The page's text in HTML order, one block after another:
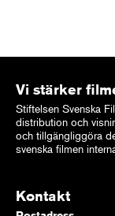
Vi stärker
Stiftelsen Svenska
distribution och
och tillgängliggöra
svenska filmen
Kontakt